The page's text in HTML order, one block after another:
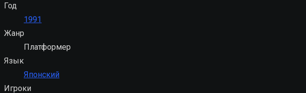
Год
1991
Жанр
Платформер
Язык
Японский
Игроки